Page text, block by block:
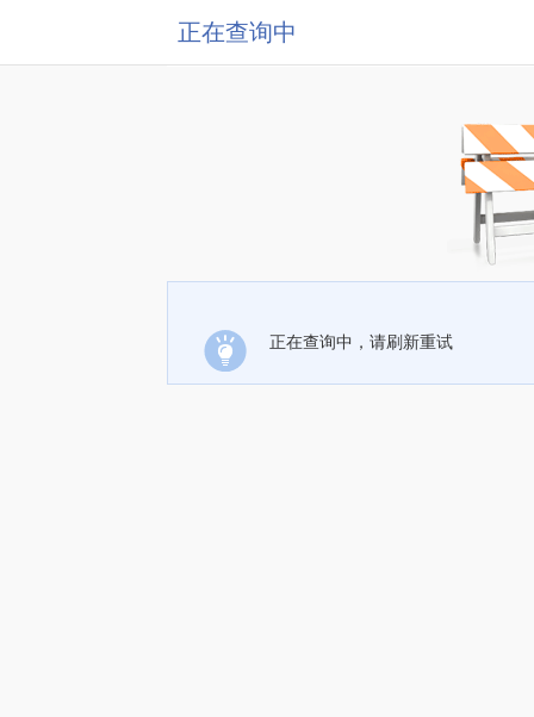
正在查询中
正在查询中，请刷新重试